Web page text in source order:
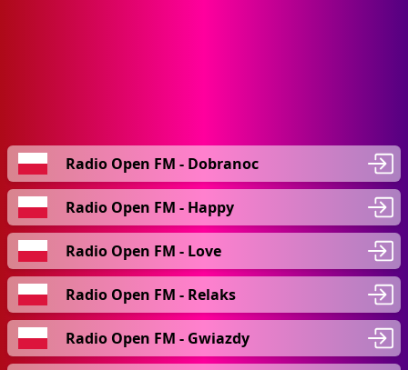
Radio Open FM - Dobranoc
Radio Open FM - Happy
Radio Open FM - Love
Radio Open FM - Relaks
Radio Open FM - Gwiazdy